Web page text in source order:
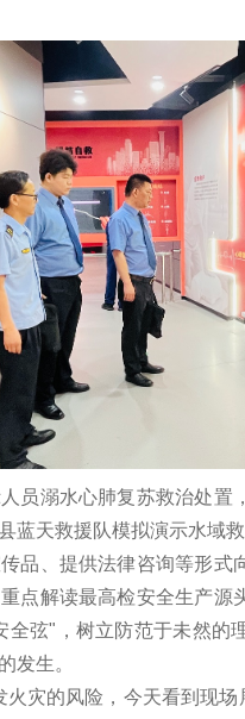
溺水心肺复苏救治处置
蓝天救援队模拟演示水域
、提供法律咨询等形式
点解读最高检安全生产
弦"，树立防范于未然的
发生。
的风险，今天看到现场